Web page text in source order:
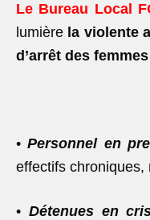
Le Bureau Local
lumière la violente
d’arrêt des
• Personnel en
effectifs chroniques,
• Détenues en